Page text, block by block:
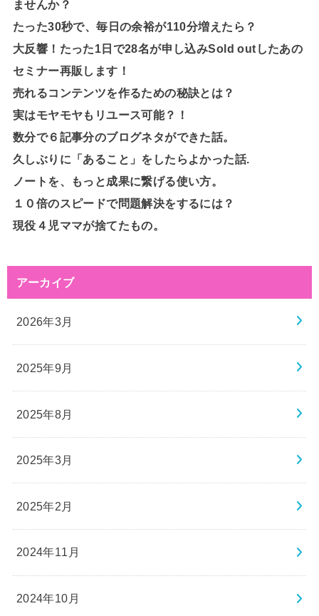
ませんか？
たった30秒で、毎日の余裕が110分増えたら？
大反響！たった1日で28名が申し込みSold outしたあの
セミナー再販します！
売れるコンテンツを作るための秘訣とは？
実はモヤモヤもリユース可能？！
数分で６記事分のブログネタができた話。
久しぶりに「あること」をしたらよかった話.
ノートを、もっと成果に繋げる使い方。
１０倍のスピードで問題解決をするには？
現役４児ママが捨てたもの。
アーカイブ
2026年3月
2025年9月
2025年8月
2025年3月
2025年2月
2024年11月
2024年10月